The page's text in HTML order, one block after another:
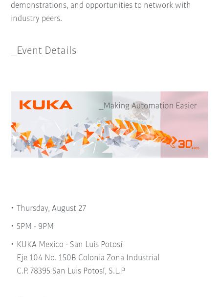
demonstrations, and opportunities to network with
industry peers.
_Event Details
Thursday, August 27
5PM - 9PM
KUKA Mexico - San Luis Potosí
Eje 104 No. 150B Colonia Zona Industrial
C.P. 78395 San Luis Potosí, S.L.P